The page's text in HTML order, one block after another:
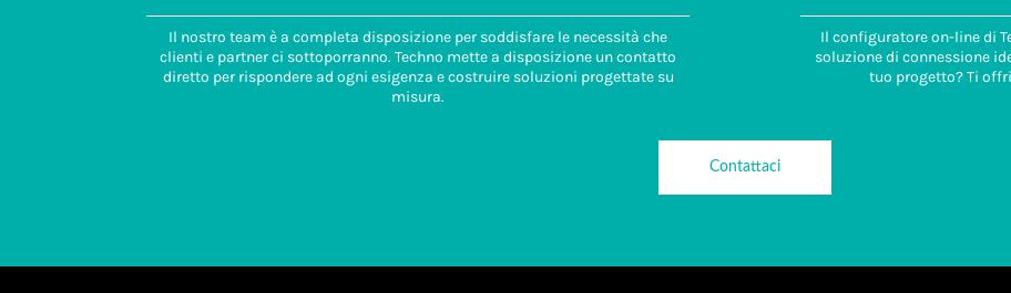
Il nostro team è a completa disposizione per soddisfare le necessità che
clienti e partner ci sottoporranno. Techno mette a disposizione un contatto
diretto per rispondere ad ogni esigenza e costruire soluzioni progettate su
misura.
Il configuratore on-line di
soluzione di connessione
tuo progetto? Ti
Contattaci